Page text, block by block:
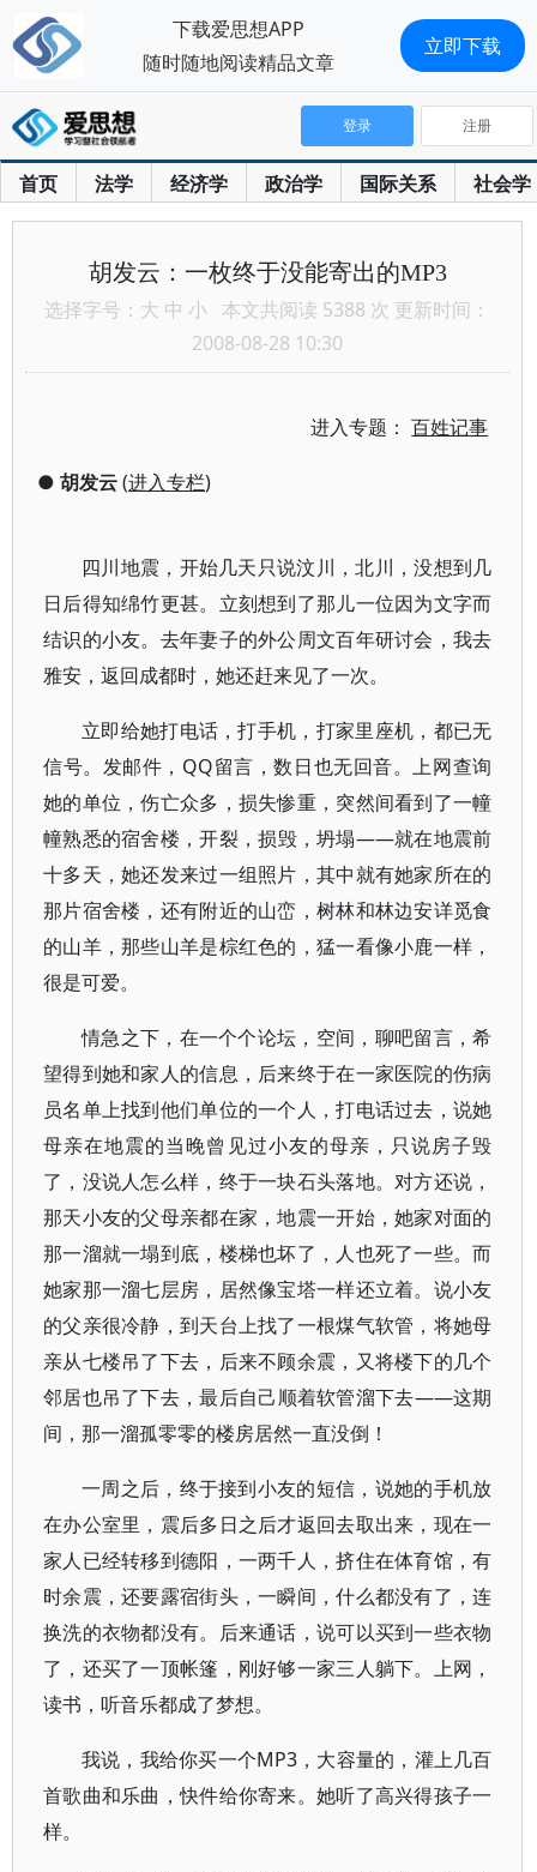
首页 法学 经济学 政治学 国际关系 社会学
登录 注册
胡发云：一枚终于没能寄出的MP3
选择字号： 大 中 小 本文共阅读 5388 次 更新时间：
2008-08-28 10:30
进入专题：百姓记事
● 胡发云(进入专栏)
四川地震，开始几天只说汶川，北川，没想到几
日后得知绵竹更甚。立刻想到了那儿一位因为文字而
结识的小友。去年妻子的外公周文百年研讨会，我去
雅安，返回成都时，她还赶来见了一次。
立即给她打电话，打手机，打家里座机，都已无
信号。发邮件，QQ留言，数日也无回音。上网查询
她的单位，伤亡众多，损失惨重，突然间看到了一幢
幢熟悉的宿舍楼，开裂，损毁，坍塌——就在地震前
十多天，她还发来过一组照片，其中就有她家所在的
那片宿舍楼，还有附近的山峦，树林和林边安详觅食
的山羊，那些山羊是棕红色的，猛一看像小鹿一样，
很是可爱。
情急之下，在一个个论坛，空间，聊吧留言，希
望得到她和家人的信息，后来终于在一家医院的伤病
员名单上找到他们单位的一个人，打电话过去，说她
母亲在地震的当晚曾见过小友的母亲，只说房子毁
了，没说人怎么样，终于一块石头落地。对方还说，
那天小友的父母亲都在家，地震一开始，她家对面的
那一溜就一塌到底，楼梯也坏了，人也死了一些。而
她家那一溜七层房，居然像宝塔一样还立着。说小友
的父亲很冷静，到天台上找了一根煤气软管，将她母
亲从七楼吊了下去，后来不顾余震，又将楼下的几个
邻居也吊了下去，最后自己顺着软管溜下去——这期
间，那一溜孤零零的楼房居然一直没倒！
一周之后，终于接到小友的短信，说她的手机放
在办公室里，震后多日之后才返回去取出来，现在一
家人已经转移到德阳，一两千人，挤住在体育馆，有
时余震，还要露宿街头，一瞬间，什么都没有了，连
换洗的衣物都没有。后来通话，说可以买到一些衣物
了，还买了一顶帐篷，刚好够一家三人躺下。上网，
读书，听音乐都成了梦想。
我说，我给你买一个MP3，大容量的，灌上几百
首歌曲和乐曲，快件给你寄来。她听了高兴得孩子一
样。
下载爱思想APP
随时随地阅读精品文章
立即下载